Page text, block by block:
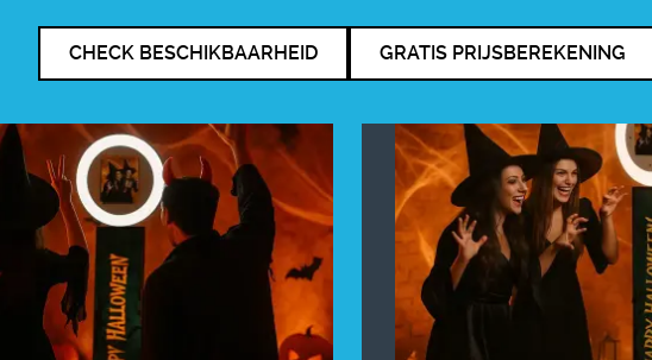
CHECK BESCHIKBAARHEID GRATIS PRIJSBEREKENING